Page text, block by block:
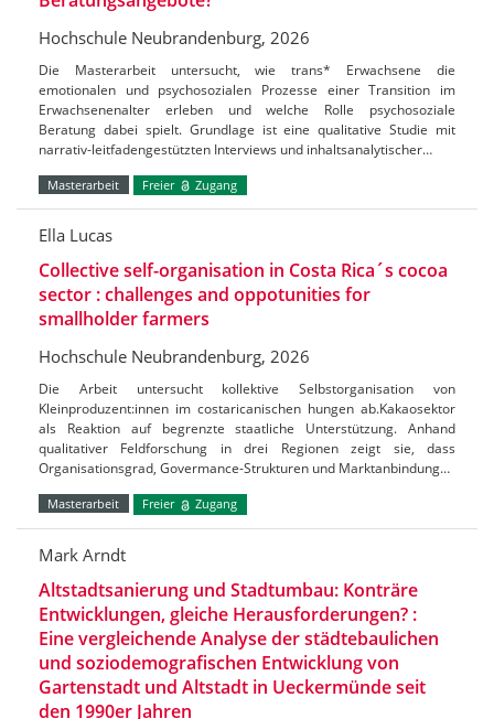
Hochschule Neubrandenburg, 2026
Die Masterarbeit untersucht, wie trans* Erwachsene die
emotionalen und psychosozialen Prozesse einer Transition im
Erwachsenenalter erleben und welche Rolle psychosoziale
Beratung dabei spielt. Grundlage ist eine qualitative Studie mit
narrativ-leitfadengestützten Interviews und inhaltsanalytischer…
Masterarbeit Freier Zugang
Ella Lucas
Collective self-organisation in Costa Rica´s cocoa
sector : challenges and oppotunities for
smallholder farmers
Hochschule Neubrandenburg, 2026
Die Arbeit untersucht kollektive Selbstorganisation von
Kleinproduzent:innen im costaricanischen hungen ab.Kakaosektor
als Reaktion auf begrenzte staatliche Unterstützung. Anhand
qualitativer Feldforschung in drei Regionen zeigt sie, dass
Organisationsgrad, Govermance-Strukturen und Marktanbindung…
Masterarbeit Freier Zugang
Mark Arndt
Altstadtsanierung und Stadtumbau: Konträre
Entwicklungen, gleiche Herausforderungen? :
Eine vergleichende Analyse der städtebaulichen
und soziodemografischen Entwicklung von
Gartenstadt und Altstadt in Ueckermünde seit
den 1990er Jahren